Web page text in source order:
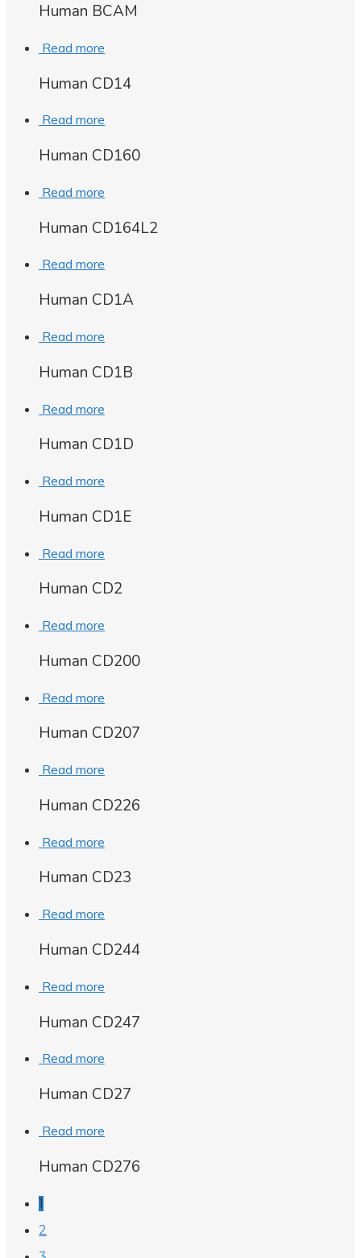
Human BCAM
Read more
Human CD14
Read more
Human CD160
Read more
Human CD164L2
Read more
Human CD1A
Read more
Human CD1B
Read more
Human CD1D
Read more
Human CD1E
Read more
Human CD2
Read more
Human CD200
Read more
Human CD207
Read more
Human CD226
Read more
Human CD23
Read more
Human CD244
Read more
Human CD247
Read more
Human CD27
Read more
Human CD276
1
2